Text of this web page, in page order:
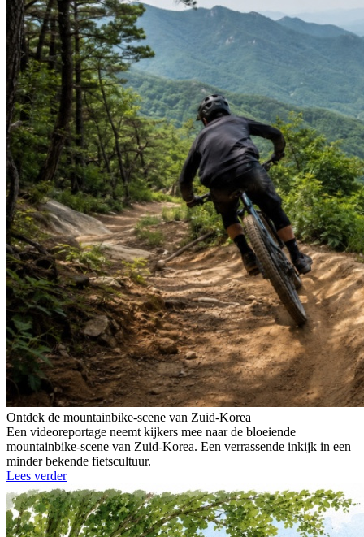
Ontdek de mountainbike-scene van Zuid-Korea
Een videoreportage neemt kijkers mee naar de bloeiende
mountainbike-scene van Zuid-Korea. Een verrassende inkijk in een
minder bekende fietscultuur.
Lees verder